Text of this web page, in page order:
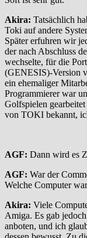
Akira: Tatsächlich
Toki auf andere
Später erfuhren wir
der nach Abschluss
wechselte, für die
(GENESIS)-Version
ein ehemaliger
Programmierer war
Golfspielen
von TOKI bekannt,
AGF: Dann wird es
AGF: War der
Welche Computer
Akira: Viele
Amiga. Es gab
anboten, und ich